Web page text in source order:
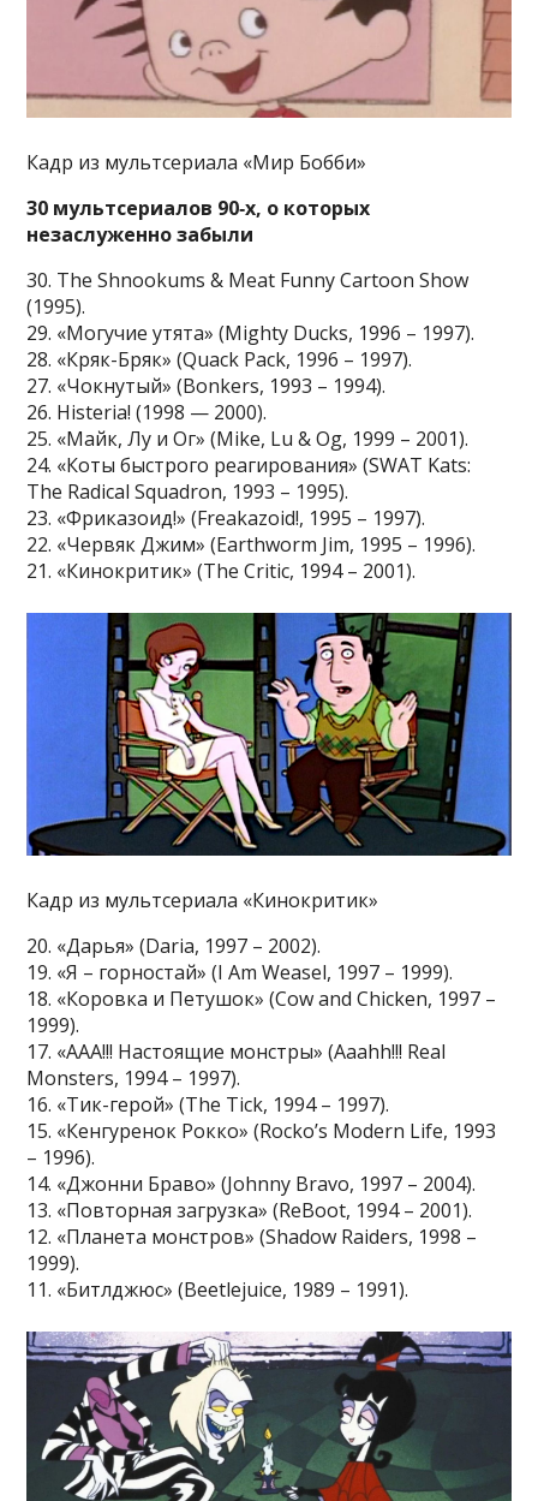
Кадр из мультсериала «Мир Бобби»
30 мультсериалов 90‑х, о которых
незаслуженно забыли
30. The Shnookums & Meat Funny Cartoon Show
(1995).
29. «Могучие утята» (Mighty Ducks, 1996 – 1997).
28. «Кряк-Бряк» (Quack Pack, 1996 – 1997).
27. «Чокнутый» (Bonkers, 1993 – 1994).
26. Histeria! (1998 — 2000).
25. «Майк, Лу и Ог» (Mike, Lu & Og, 1999 – 2001).
24. «Коты быстрого реагирования» (SWAT Kats:
The Radical Squadron, 1993 – 1995).
23. «Фриказоид!» (Freakazoid!, 1995 – 1997).
22. «Червяк Джим» (Earthworm Jim, 1995 – 1996).
21. «Кинокритик» (The Critic, 1994 – 2001).
Кадр из мультсериала «Кинокритик»
20. «Дарья» (Daria, 1997 – 2002).
19. «Я – горностай» (I Am Weasel, 1997 – 1999).
18. «Коровка и Петушок» (Cow and Chicken, 1997 –
1999).
17. «ААА!!! Настоящие монстры» (Aaahh!!! Real
Monsters, 1994 – 1997).
16. «Тик-герой» (The Tick, 1994 – 1997).
15. «Кенгуренок Рокко» (Rocko’s Modern Life, 1993
– 1996).
14. «Джонни Браво» (Johnny Bravo, 1997 – 2004).
13. «Повторная загрузка» (ReBoot, 1994 – 2001).
12. «Планета монстров» (Shadow Raiders, 1998 –
1999).
11. «Битлджюс» (Beetlejuice, 1989 – 1991).